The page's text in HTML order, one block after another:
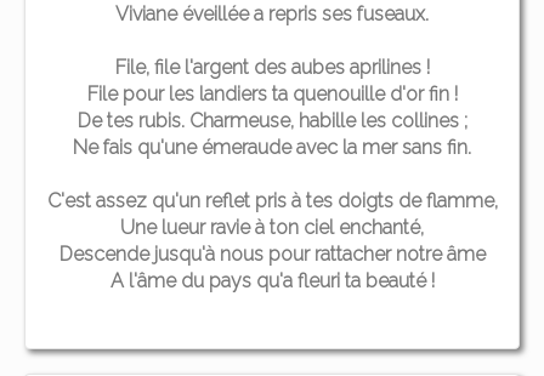
Viviane éveillée a repris ses fuseaux.
File, file l'argent des aubes aprilines !
File pour les landiers ta quenouille d'or fin !
De tes rubis. Charmeuse, habille les collines ;
Ne fais qu'une émeraude avec la mer sans fin.
C'est assez qu'un reflet pris à tes doigts de flamme,
Une lueur ravie à ton ciel enchanté,
Descende jusqu'à nous pour rattacher notre âme
A l'âme du pays qu'a fleuri ta beauté !